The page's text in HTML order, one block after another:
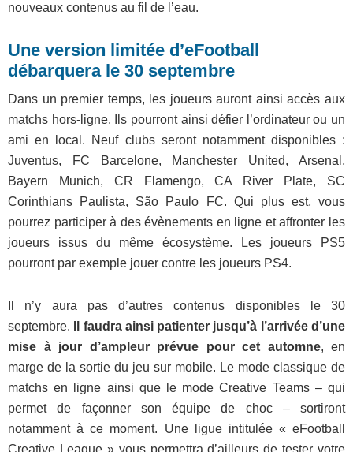
nouveaux contenus au fil de l’eau.
Une version limitée d’eFootball
débarquera le 30 septembre
Dans un premier temps, les joueurs auront ainsi accès aux
matchs hors-ligne. Ils pourront ainsi défier l’ordinateur ou un
ami en local. Neuf clubs seront notamment disponibles :
Juventus, FC Barcelone, Manchester United, Arsenal,
Bayern Munich, CR Flamengo, CA River Plate, SC
Corinthians Paulista, São Paulo FC. Qui plus est, vous
pourrez participer à des évènements en ligne et affronter les
joueurs issus du même écosystème. Les joueurs PS5
pourront par exemple jouer contre les joueurs PS4.
Il n’y aura pas d’autres contenus disponibles le 30
septembre.
Il faudra ainsi patienter jusqu’à l’arrivée d’une
mise à jour d’ampleur prévue pour cet automne, en
marge de la sortie du jeu sur mobile. Le mode classique de
matchs en ligne ainsi que le mode Creative Teams – qui
permet de façonner son équipe de choc – sortiront
notamment à ce moment. Une ligue intitulée « eFootball